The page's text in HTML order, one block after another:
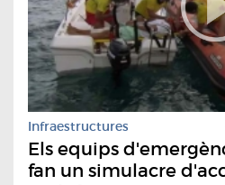
Infraestructures
Els equips
fan un simulacre